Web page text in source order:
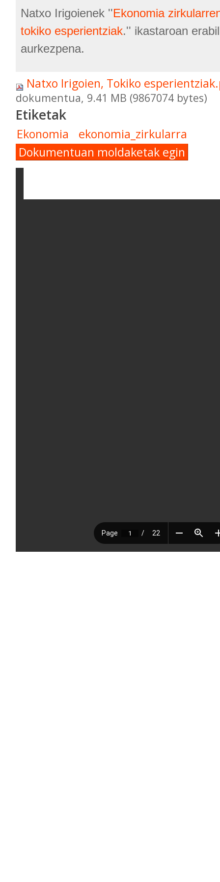
Natxo Irigoienek ''Ekonomia
tokiko esperientziak.'' ikastaroan
aurkezpena.
Natxo Irigoien, Tokiko
dokumentua, 9.41 MB (9867074 bytes)
Etiketak
Ekonomia
ekonomia_zirkularra
Dokumentuan moldaketak egin